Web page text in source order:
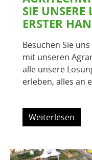
SIE
ERSTER
Besuchen Sie uns
mit unseren
alle unsere
erleben, alles an
Weiterlesen